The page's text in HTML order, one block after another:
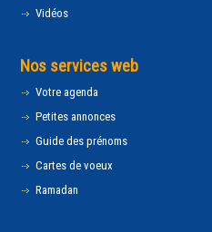
Vidéos
Nos services web
Votre agenda
Petites annonces
Guide des prénoms
Cartes de voeux
Ramadan